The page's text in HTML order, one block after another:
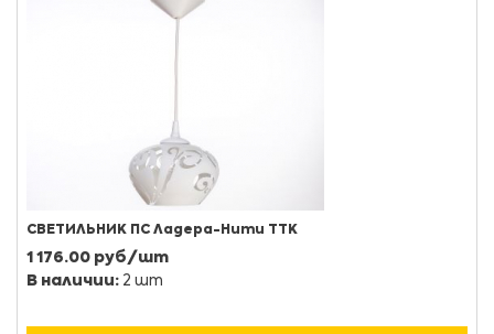
СВЕТИЛЬНИК ПС Ладера-Нити ТТК
1 176.00 руб/шт
В наличии: 2 шт